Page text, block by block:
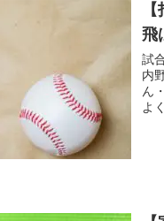
飛
試
内
ん
よ